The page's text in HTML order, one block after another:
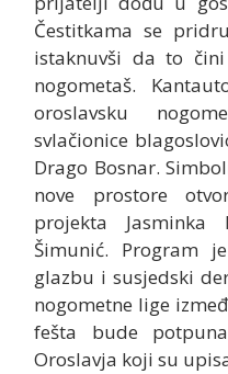
Čestitkama se
istaknuvši da to
nogometaš.
oroslavsku
svlačionice
Drago Bosnar.
nove prostore
projekta Jasminka
Šimunić. Program
glazbu i susjedski
nogometne lige
fešta bude
Oroslavja koji su